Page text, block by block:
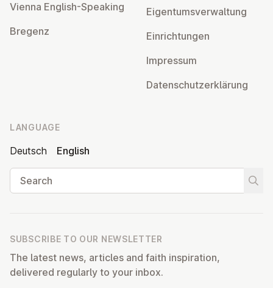
Vienna English-Speaking
Bregenz
Ei­gentums­ver­wal­tung
Ein­rich­tun­gen
Impressum
Datens­chutzerklärung
LANGUAGE
Deutsch
English
Search
SUBSCRIBE TO OUR NEWSLETTER
The latest news, articles and faith inspiration,
delivered regularly to your inbox.